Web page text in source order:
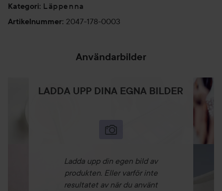
Nighttime Nude: orangebrun
Midnight Nude: djup mahogny
“Min hemlighet med läppenna är att matcha den så nära
makeup på modeller med alla hudtoner som finns i världen,
så skapade jag denna extremt mjukgörande, krämiga
matcha varenda naturliga läppfärg som finns där ute – med
en professionell formula som sitter på plats och inte blöder
utanför läpplinjerna.”
Kategori: Läppenna
Artikelnummer: 2047-178-0003
Användarbilder
LADDA UPP DINA EGNA BILDER
Ladda upp din egen bild av
produkten. Eller varför inte
resultatet av när du använt